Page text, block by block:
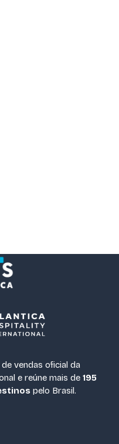
vendas oficial da
e reúne mais de 195
pelo Brasil.